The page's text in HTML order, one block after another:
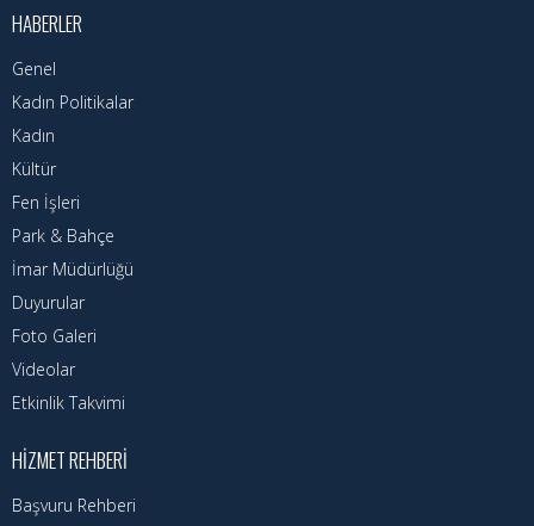
Kültür
Fen İşleri
Park & Bahçe
İmar Müdürlüğü
Duyurular
Foto Galeri
Etkinlik Takvimi
HABERLER
Genel
Kadın Politikalar
Kadın
Kültür
Fen İşleri
Park & Bahçe
İmar Müdürlüğü
Duyurular
Foto Galeri
Videolar
Etkinlik Takvimi
HIZMET REHBERI
Başvuru Rehberi